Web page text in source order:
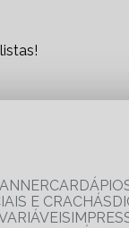
BANNER
E CRACHÁS